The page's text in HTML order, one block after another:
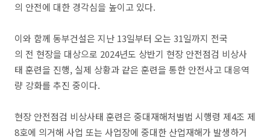
의 안전에 대한 경각심을 높이고 있다.
이와 함께 동부건설은 지난 13일부터 오는 31일까지 전국
의 전 현장을 대상으로 2024년도 상반기 현장 안전점검 비상사
태 훈련을 진행, 실제 상황과 같은 훈련을 통한 안전사고 대응역
량 강화를 추진 중이다.
현장 안전점검 비상사태 훈련은 중대재해처벌법 시행령 제4조 제
8호에 의거해 사업 또는 사업장에 중대한 산업재해가 발생하거